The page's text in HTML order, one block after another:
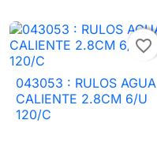

favorite_border
043053 : RULOS AGUA
CALIENTE 2.8CM 6/U
120/C